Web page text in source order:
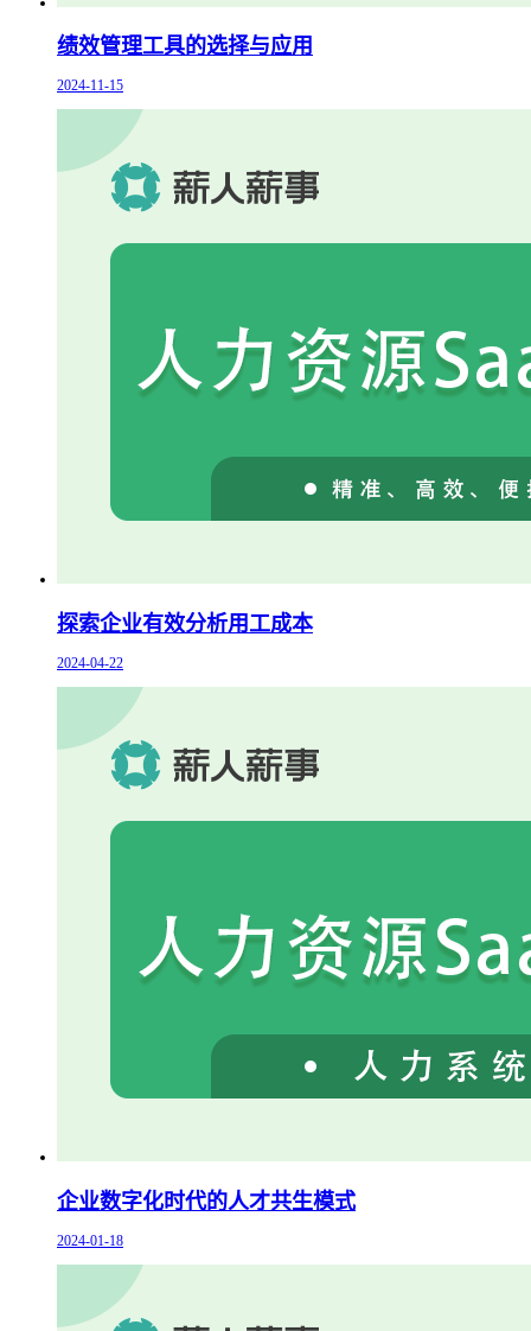
绩效管理工具的选择与应用
2024-11-15
探索企业有效分析用工成本
2024-04-22
企业数字化时代的人才共生模式
2024-01-18